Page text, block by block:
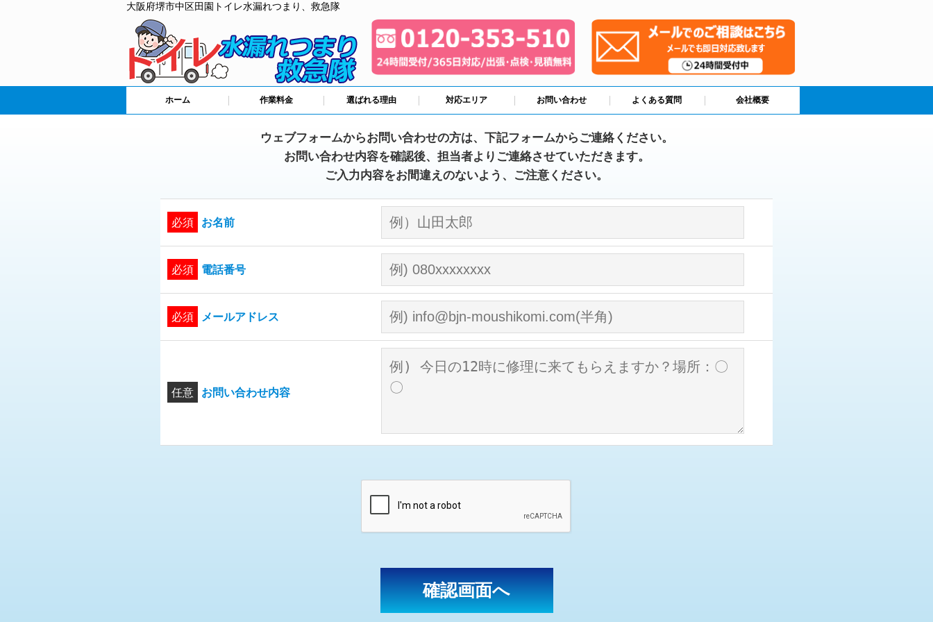
大阪府堺市中区田園トイレ水漏れつまり、救急隊
ホーム 作業料金 選ばれる理由 対応エリア お問い合わせ よくある質問 会社概要
ウェブフォームからお問い合わせの方は、下記フォームからご連絡ください。
お問い合わせ内容を確認後、担当者よりご連絡させていただきます。
ご入力内容をお間違えのないよう、ご注意ください。
必須 お名前
必須 電話番号
必須 メールアドレス
任意 お問い合わせ内容